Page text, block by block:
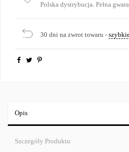
Polska dystrybucja. Pełna
30 dni na zwrot towaru -
Opis
Szczegóły Produktu